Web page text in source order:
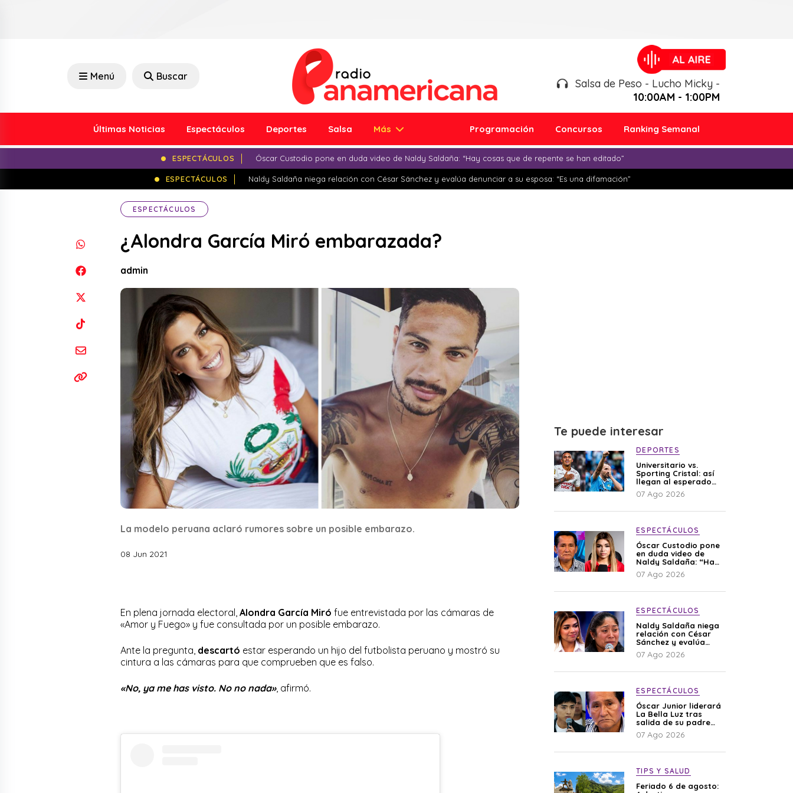
Menú Buscar
Salsa de Peso - Lucho Micky -
10:00AM - 1:00PM
Últimas Noticias Espectáculos Deportes Salsa Más Programación Concursos Ranking Semanal
ESPECTÁCULOS Óscar Custodio pone en duda video de Naldy Saldaña: “Hay cosas que de repente se han editado”
ESPECTÁCULOS Naldy Saldaña niega relación con César Sánchez y evalúa denunciar a su esposa: “Es una difamación”
ESPECTÁCULOS
¿Alondra García Miró embarazada?
admin
La modelo peruana aclaró rumores sobre un posible embarazo.
08 Jun 2021
En plena jornada electoral, Alondra García Miró fue entrevistada por las cámaras de
«Amor y Fuego» y fue consultada por un posible embarazo.
Ante la pregunta, descartó estar esperando un hijo del futbolista peruano y mostró su
cintura a las cámaras para que comprueben que es falso.
«No, ya me has visto. No no nada», afirmó.
Te puede interesar
DEPORTES
Universitario vs.
Sporting Cristal: así
llegan al esperado
duelo
07 Ago 2026
ESPECTÁCULOS
Óscar Custodio pone
en duda video de
Naldy Saldaña: “Hay
cosas que de repente
se han editado”
07 Ago 2026
ESPECTÁCULOS
Naldy Saldaña niega
relación con César
Sánchez y evalúa
denunciar a su
esposa: “Es una
07 Ago 2026
ESPECTÁCULOS
Óscar Junior liderará
La Bella Luz tras
salida de su padre
por polémica con
Naldy Saldaña
07 Ago 2026
TIPS Y SALUD
Feriado 6 de agosto: